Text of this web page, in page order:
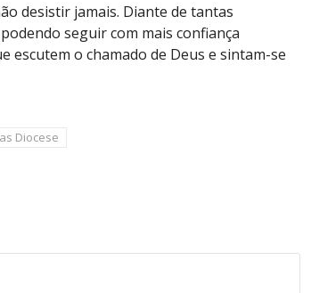
desistir jamais. Diante de tantas
seguir com mais confiança
escutem o chamado de Deus e sintam-se
Diocese